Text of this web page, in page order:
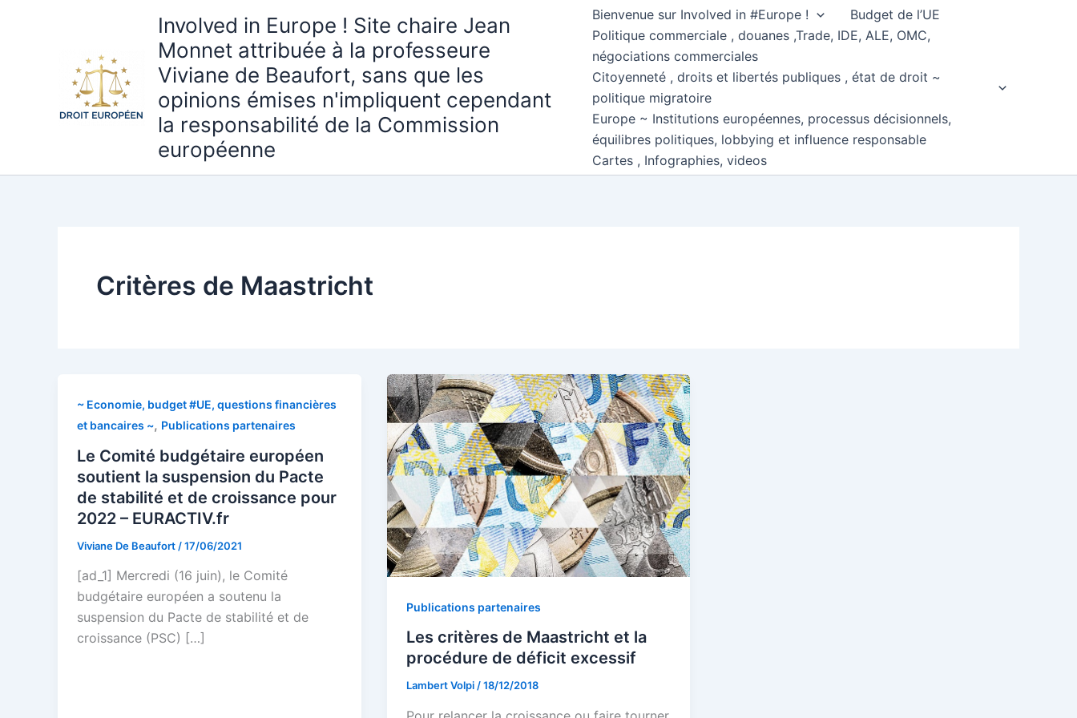
Involved in Europe ! Site chaire Jean
Monnet attribuée à la professeure
Viviane de Beaufort, sans que les
opinions émises n'impliquent cependant
la responsabilité de la Commission
européenne
Bienvenue sur Involved in #Europe !
Budget de l’UE
Politique commerciale , douanes ,Trade, IDE, ALE, OMC,
négociations commerciales
Citoyenneté , droits et libertés publiques , état de droit ~
politique migratoire
Europe ~ Institutions européennes, processus décisionnels,
équilibres politiques, lobbying et influence responsable
Cartes , Infographies, videos
Critères de Maastricht
~ Economie, budget #UE, questions financières
et bancaires ~, Publications partenaires
Le Comité budgétaire européen
soutient la suspension du Pacte
de stabilité et de croissance pour
2022 – EURACTIV.fr
Viviane De Beaufort /17/06/2021
[ad_1] Mercredi (16 juin), le Comité
budgétaire européen a soutenu la
suspension du Pacte de stabilité et de
croissance (PSC) […]
Publications partenaires
Les critères de Maastricht et la
procédure de déficit excessif
Lambert Volpi/18/12/2018